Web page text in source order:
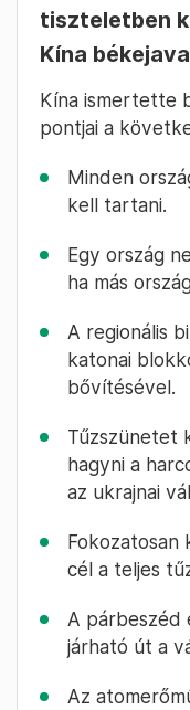
tiszteletben
Kína
Kína ismertette
pontjai a
Minden
kell tartani.
Egy ország
ha más
A regionális
katonai
bővítésével.
Tűzszünetet
hagyni a
az ukrajnai
Fokozatosan
cél a teljes
A párbeszéd
járható út a
Az